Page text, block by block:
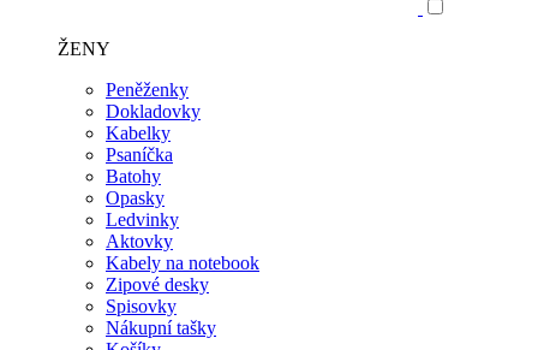
ŽENY
Peněženky
Dokladovky
Kabelky
Psaníčka
Batohy
Opasky
Ledvinky
Aktovky
Kabely na notebook
Zipové desky
Spisovky
Nákupní tašky